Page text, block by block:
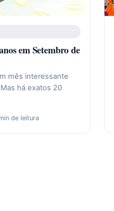
em Setembro de
mês interessante
há exatos 20
de leitura